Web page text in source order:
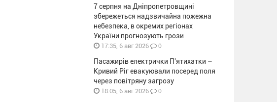
7 серпня на Дніпропетровщині
збережеться надзвичайна пожежна
небезпека, в окремих регіонах
України прогнозують грози
17:35, 6 авг 2026 0
Пасажирів електрички П'ятихатки –
Кривий Ріг евакуювали посеред поля
через повітряну загрозу
18:05, 6 авг 2026 0